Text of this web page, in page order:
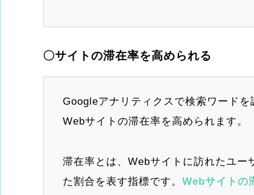
〇サイトの滞在率を高められる
Googleアナリティクスで検索ワード
Webサイトの滞在率を高められます。
滞在率とは、Webサイトに訪れたユー
た割合を表す指標です。Webサイトの